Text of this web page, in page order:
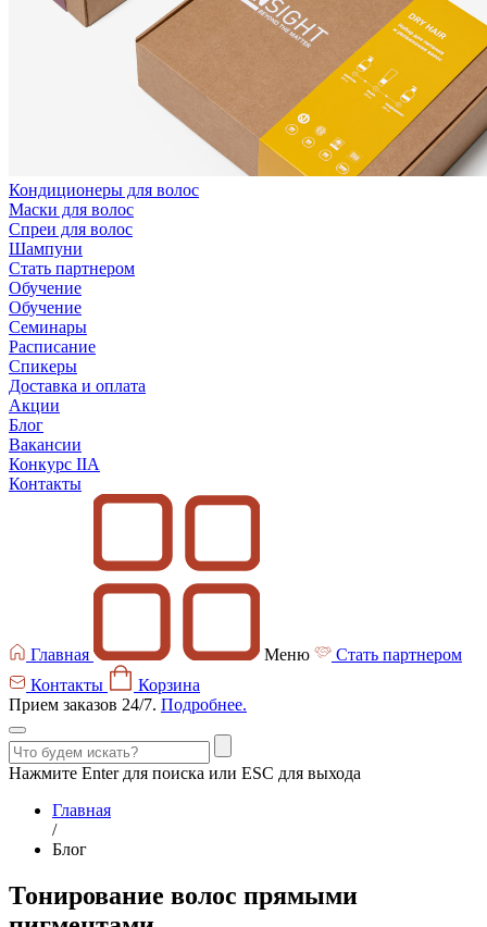
Кондиционеры для волос
Маски для волос
Спреи для волос
Шампуни
Стать партнером
Обучение
Обучение
Семинары
Расписание
Спикеры
Доставка и оплата
Акции
Блог
Вакансии
Конкурс IIA
Контакты
Главная Меню
Стать партнером
Контакты
Корзина
Прием заказов 24/7. Подробнее.
Нажмите Enter для поиска или ESC для выхода
Главная
/
Блог
Тонирование волос прямыми